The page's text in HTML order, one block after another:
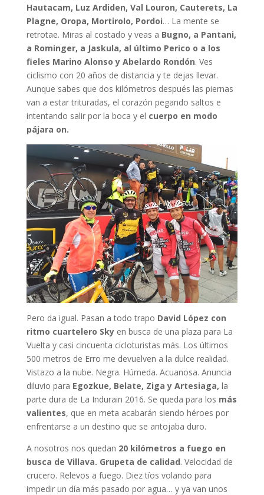
Hautacam, Luz Ardiden, Val Louron, Cauterets, La
Plagne, Oropa, Mortirolo, Pordoi… La mente se
retrotae. Miras al costado y veas a Bugno, a Pantani,
a Rominger, a Jaskula, al último Perico o a los
fieles Marino Alonso y Abelardo Rondón. Ves
ciclismo con 20 años de distancia y te dejas llevar.
Aunque sabes que dos kilómetros después las piernas
van a estar trituradas, el corazón pegando saltos e
intentando salir por la boca y el cuerpo en modo
pájara on.
Pero da igual. Pasan a todo trapo David López con
ritmo cuartelero Skyen busca de una plaza para La
Vuelta y casi cincuenta cicloturistas más. Los últimos
500 metros de Erro me devuelven a la dulce realidad.
Vistazo a la nube. Negra. Húmeda. Acuanosa. Anuncia
diluvio para Egozkue, Belate, Ziga y Artesiaga, la
parte dura de La Indurain 2016. Se queda para los más
valientes, que en meta acabarán siendo héroes por
enfrentarse a un destino que se antojaba duro.
A nosotros nos quedan 20 kilómetros a fuego en
busca de Villava. Grupeta de calidad. Velocidad de
crucero. Relevos a fuego. Diez tíos volando para
impedir un día más pasado por agua… y ya van unos